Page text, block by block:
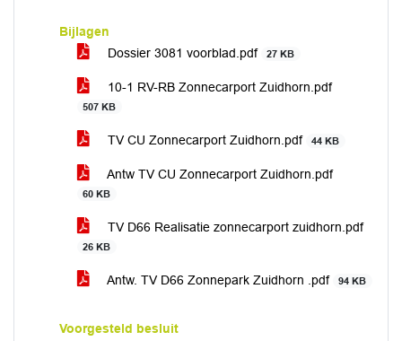
Bijlagen
Dossier 3081 voorblad.pdf
27 KB
10-1 RV-RB Zonnecarport Zuidhorn.pdf
507 KB
TV CU Zonnecarport Zuidhorn.pdf 44 KB
Antw TV CU Zonnecarport Zuidhorn.pdf
60 KB
TV D66 Realisatie zonnecarport zuidhorn.pdf
26 KB
Antw. TV D66 Zonnepark Zuidhorn .pdf 94 KB
Voorgesteld besluit